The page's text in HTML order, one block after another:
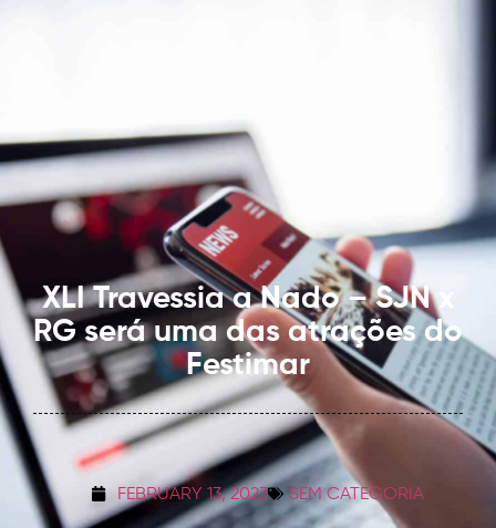
XLI Travessia a Nado – SJN x
RG será uma das atrações do
Festimar
FEBRUARY 13, 2023 SEM CATEGORIA